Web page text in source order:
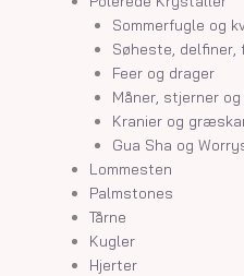
Sommerfugle og
Søheste, delfiner,
Feer og drager
Måner, stjerner
Kranier og
Gua Sha og
Lommesten
Palmstones
Tårne
Kugler
Hjerter